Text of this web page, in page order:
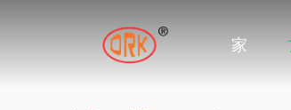
家